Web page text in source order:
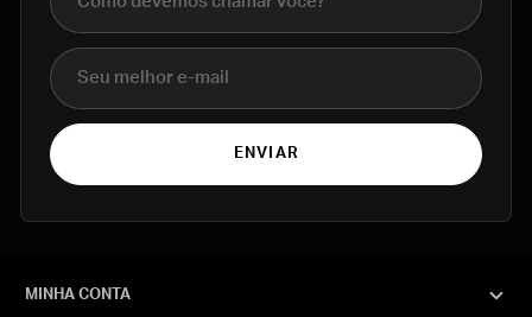
E-mail
ENVIAR
MINHA CONTA